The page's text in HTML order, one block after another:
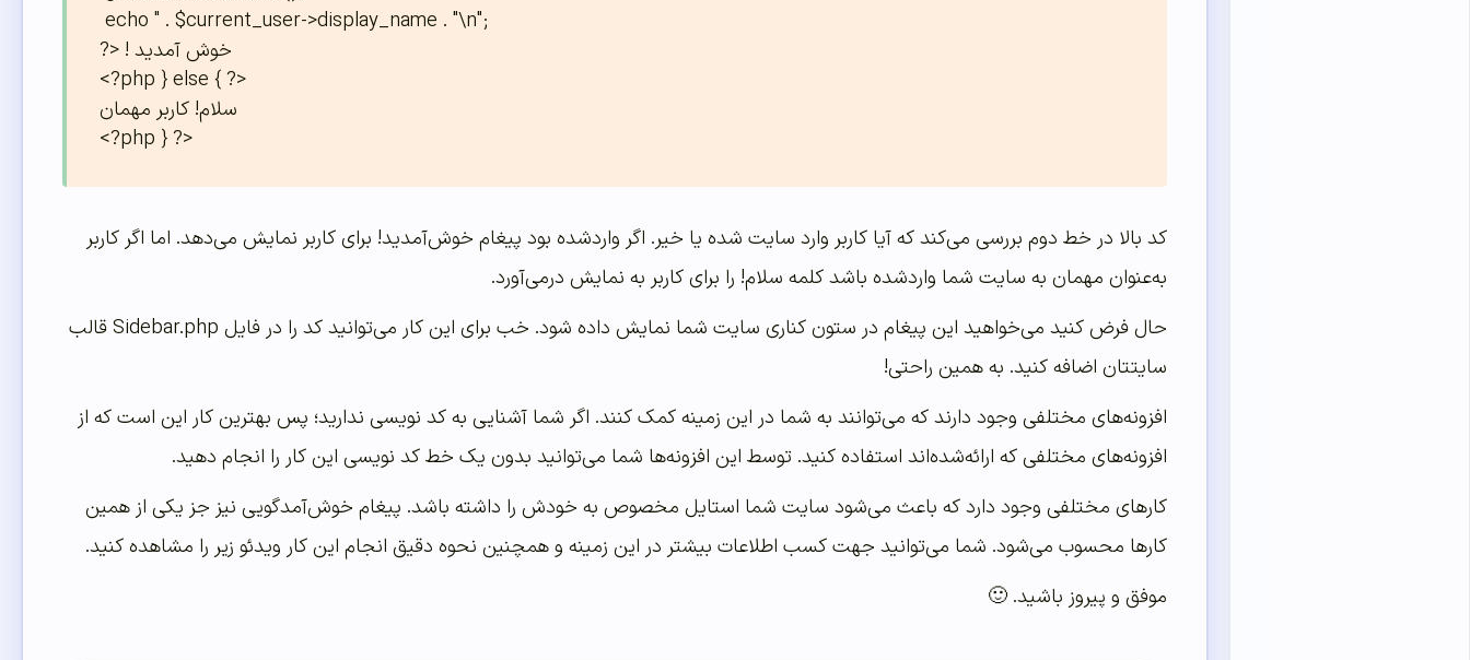
?> ! خوش آمدید
<?php } else { ?>
سلام! کاربر مهمان
<?php } ?>
کد بالا در خط دوم بررسی می‌کند که آیا کاربر وارد سایت شده یا خیر. اگر واردشده بود پیغام خوش‌آمدید! برای کاربر نمایش می‌دهد. اما اگر کاربر
به‌عنوان مهمان به سایت شما واردشده باشد کلمه سلام! را برای کاربر به نمایش درمی‌آورد.
حال فرض کنید می‌خواهید این پیغام در ستون کناری سایت شما نمایش داده شود. خب برای این کار می‌توانید کد را در فایل Sidebar.php قالب
سایتتان اضافه کنید. به همین راحتی!
افزونه‌های مختلفی وجود دارند که می‌توانند به شما در این زمینه کمک کنند. اگر شما آشنایی به کد نویسی ندارید؛ پس بهترین کار این است که از
افزونه‌های مختلفی که ارائه‌شده‌اند استفاده کنید. توسط این افزونه‌ها شما می‌توانید بدون یک خط کد نویسی این کار را انجام دهید.
کارهای مختلفی وجود دارد که باعث می‌شود سایت شما استایل مخصوص به خودش را داشته باشد. پیغام خوش‌آمدگویی نیز جز یکی از همین
کارها محسوب می‌شود. شما می‌توانید جهت کسب اطلاعات بیشتر در این زمینه و همچنین نحوه دقیق انجام این کار ویدئو زیر را مشاهده کنید.
موفق و پیروز باشید. 🙂